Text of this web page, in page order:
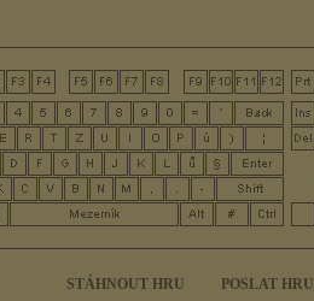
STÁHNOUT HRU POSLAT HRU